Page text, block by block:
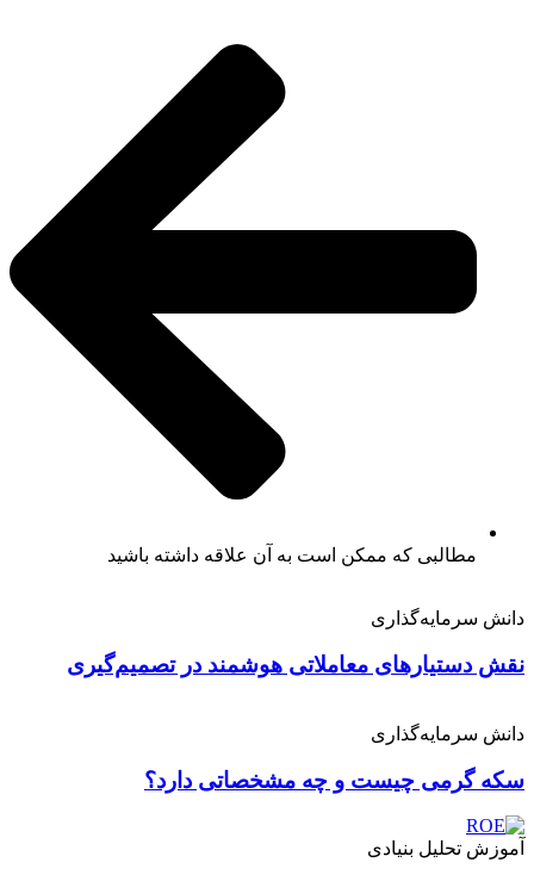
مطالبی که ممکن است به آن علاقه داشته باشید
دانش سرمایه‌گذاری
نقش دستیارهای معاملاتی هوشمند در تصمیم‌گیری
دانش سرمایه‌گذاری
سکه گرمی چیست و چه مشخصاتی دارد؟
آموزش تحلیل بنیادی